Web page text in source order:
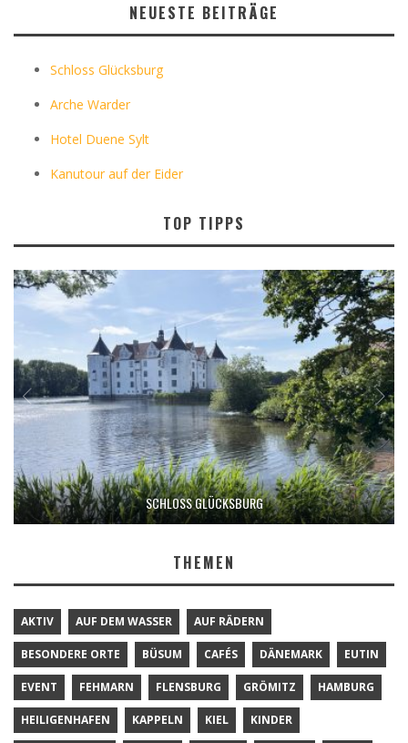
NEUESTE BEITRÄGE
Schloss Glücksburg
Arche Warder
Hotel Duene Sylt
Kanutour auf der Eider
TOP TIPPS
SCHLOSS GLÜCKSBURG
THEMEN
AKTIV AUF DEM WASSER AUF RÄDERN
BESONDERE ORTE BÜSUM CAFÉS DÄNEMARK EUTIN
EVENT FEHMARN FLENSBURG GRÖMITZ HAMBURG
HEILIGENHAFEN KAPPELN KIEL KINDER